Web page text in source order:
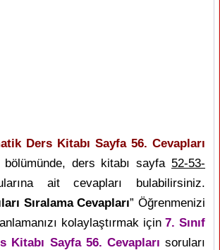
Ders Kitabı Sayfa 56. Cevapları
bölümünde, ders kitabı sayfa 52-53-
ait cevapları bulabilirsiniz.
Sıralama Cevapları” Öğrenmenizi
kolaylaştırmak için7. Sınıf
Kitabı Sayfa 56. Cevapları soruları